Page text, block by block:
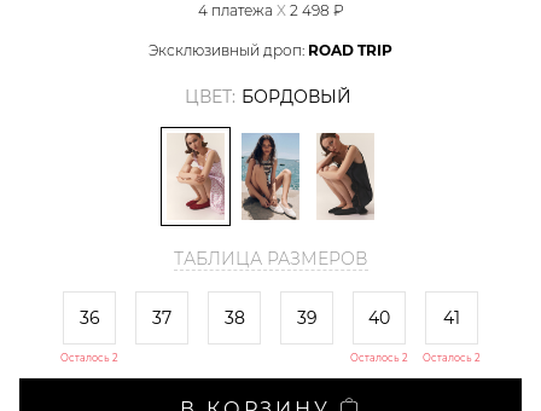
4 платежа X 2 498 ₽
Эксклюзивный дроп: ROAD TRIP
ЦВЕТ: БОРДОВЫЙ
ТАБЛИЦА РАЗМЕРОВ
36
Осталось 2
37 38 39 40
Осталось 2
41
Осталось 2